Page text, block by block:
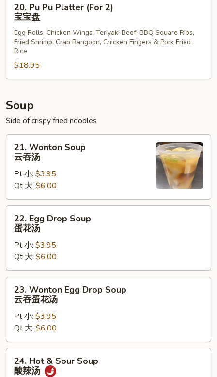
Pu
Pu
Platter
(For
宝
20. Pu Pu Platter (For 2)
宝宝盘
Egg Rolls, Chicken Wings, Teriyaki Beef, BBQ Square Ribs,
Fried Shrimp, Crab Rangoon, Chicken Fingers & Pork Fried
Rice
$18.95
Soup
Side of crispy fried noodles
21.
Wonton
Soup
汤
21. Wonton Soup
云吞汤
Pt 小: $3.95
Qt 大: $6.00
22.
Egg
Drop
Soup
花
汤
22. Egg Drop Soup
蛋花汤
Pt 小: $3.95
Qt 大: $6.00
23.
Wonton
Egg
Drop
Soup
云
吞
23. Wonton Egg Drop Soup
云吞蛋花汤
Pt 小: $3.95
Qt 大: $6.00
24.
Hot24. Hot & Sour Soup
酸辣汤